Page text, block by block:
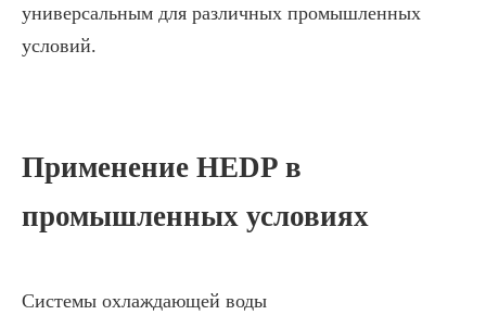
универсальным для различных промышленных
условий.
Применение HEDP в
промышленных условиях
Системы охлаждающей воды